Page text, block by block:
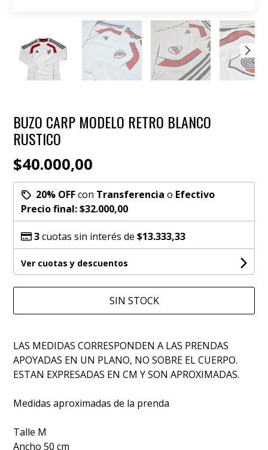
BUZO CARP MODELO RETRO BLANCO
RUSTICO
$40.000,00
20% OFFcon Transferencia o Efectivo
Precio final:$32.000,00
3cuotas sin interés de$13.333,33
Ver cuotas y descuentos
SIN STOCK
LAS MEDIDAS CORRESPONDEN A LAS PRENDAS
APOYADAS EN UN PLANO, NO SOBRE EL CUERPO.
ESTAN EXPRESADAS EN CM Y SON APROXIMADAS.
Medidas aproximadas de la prenda
Talle M
Ancho 50 cm